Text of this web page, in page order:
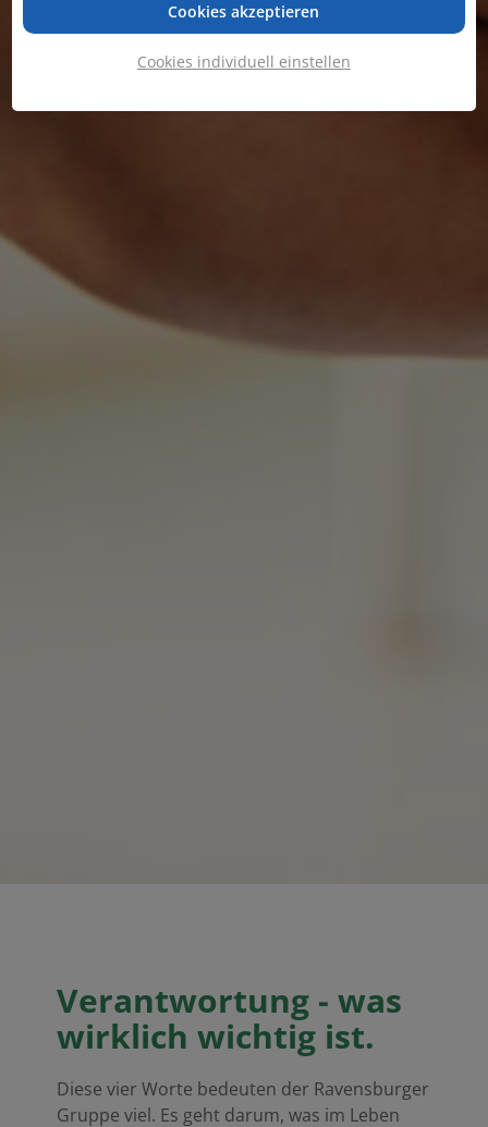
Verantwortung - was
wirklich wichtig ist.
Diese vier Worte bedeuten der Ravensburger
Gruppe viel. Es geht darum, was im Leben
Cookies akzeptieren
Cookies individuell einstellen